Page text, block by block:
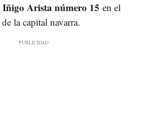
Iñigo Arista número 15 en el
la capital navarra.